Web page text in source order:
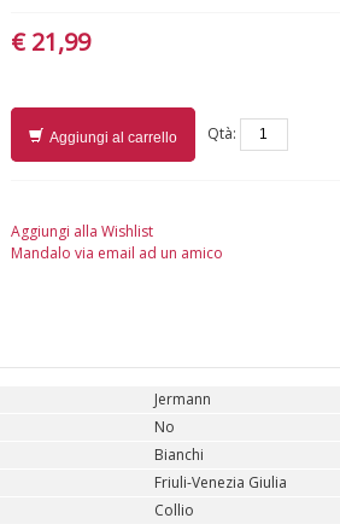
€ 21,99
Aggiungi al carrello Qtà:
Aggiungi alla Wishlist
Mandalo via email ad un amico
Jermann
No
Bianchi
Friuli-Venezia Giulia
Collio